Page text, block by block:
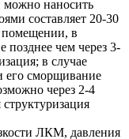
можно наносить
составляет 20-30
помещении, в
позднее чем через 3-
в случае
его сморщивание
через 2-4
ЛКМ, давления